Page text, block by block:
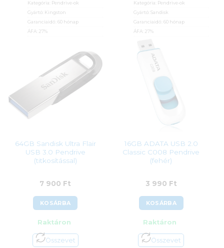
Kategória: Pendrive-ok
Gyártó: Kingston
Garanciaidő:60 hónap
ÁFA: 27%
Kategória: Pendrive-ok
Gyártó: Sandisk
Garanciaidő: 60 hónap
ÁFA: 27%
10 690Ft
64GB Sandisk Ultra Flair
USB 3.0 Pendrive
(titkosítással)
7 900 Ft
KOSÁRBA
Raktáron
Összevet
16GB ADATA USB 2.0
Classic C008 Pendrive
(fehér)
3 990 Ft
KOSÁRBA
Raktáron
Összevet